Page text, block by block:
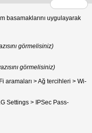
basamaklarını uygulayarak
görmelisiniz)
görmelisiniz)
aramaları > Ağ tercihleri > Wi-
Settings > IPSec Pass-